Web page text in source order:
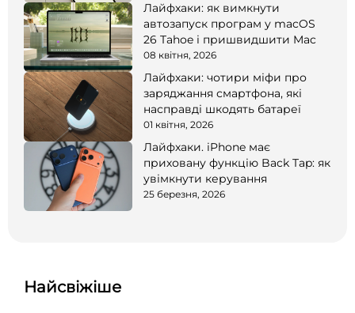
Лайфхаки: як вимкнути
автозапуск програм у macOS
26 Tahoe і пришвидшити Mac
08 квітня, 2026
Лайфхаки: чотири міфи про
заряджання смартфона, які
насправді шкодять батареї
01 квітня, 2026
Лайфхаки. iPhone має
приховану функцію Back Tap: як
увімкнути керування
25 березня, 2026
Найсвіжіше